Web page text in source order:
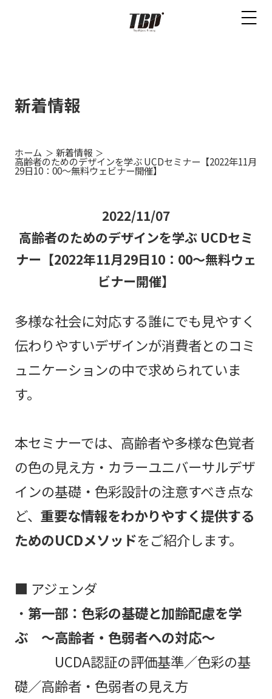
新着情報
ホーム 新着情報
高齢者のためのデザインを学ぶ UCDセミナー【2022年11月
29日10：00～無料ウェビナー開催】
2022/11/07
高齢者のためのデザインを学ぶ UCDセミ
ナー【2022年11月29日10：00～無料ウェ
ビナー開催】
多様な社会に対応する誰にでも見やすく
伝わりやすいデザインが消費者とのコミ
ュニケーションの中で求められていま
す。
本セミナーでは、高齢者や多様な色覚者
の色の見え方・カラーユニバーサルデザ
インの基礎・色彩設計の注意すべき点な
ど、重要な情報をわかりやすく提供する
ためのUCDメソッドをご紹介します。
■ アジェンダ
・第一部：色彩の基礎と加齢配慮を学
ぶ ～高齢者・色弱者への対応～
UCDA認証の評価基準／色彩の基
礎／高齢者・色弱者の見え方